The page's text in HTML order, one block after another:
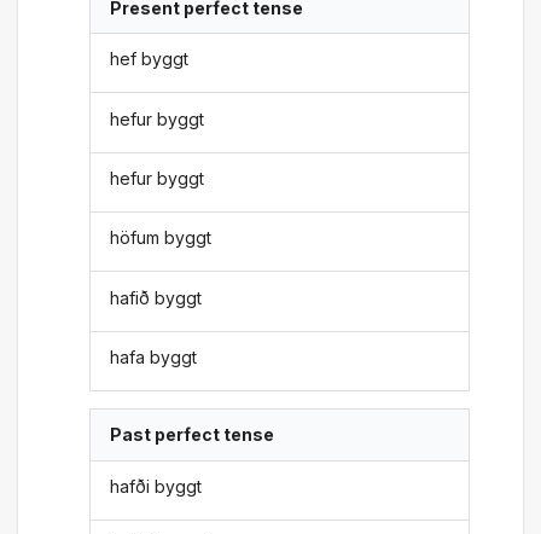
Present perfect tense
hef byggt
hefur byggt
hefur byggt
höfum byggt
hafið byggt
hafa byggt
Past perfect tense
hafði byggt